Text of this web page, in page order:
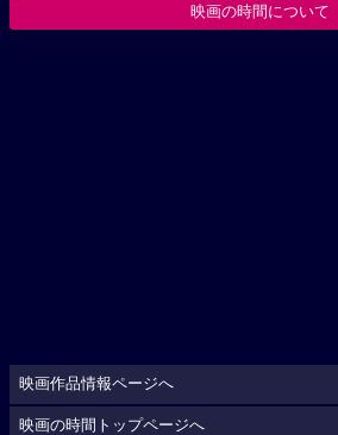
映画の時間について
映画作品情報ページへ
映画の時間トップページへ